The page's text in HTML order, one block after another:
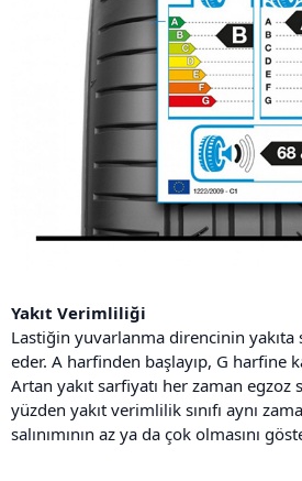
Yakıt Verimliliği
Lastiğin yuvarlanma direncinin yakıta
eder. A harfinden başlayıp, G harfine
Artan yakıt sarfiyatı her zaman egzoz
yüzden yakıt verimlilik sınıfı aynı
salınımının az ya da çok olmasını